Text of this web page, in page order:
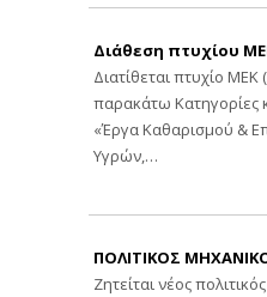
Διάθεση πτυχίου
Διατίθεται πτυχίο
παρακάτω Κατηγορίες
«Έργα Καθαρισμού &
Υγρών,…
ΠΟΛΙΤΙΚΟΣ
Ζητείται νέος